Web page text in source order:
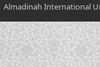
Almadinah International